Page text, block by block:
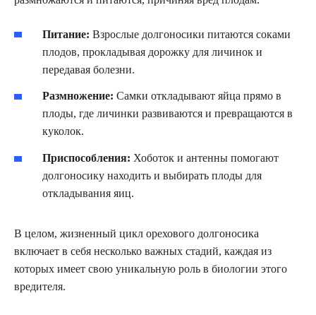
Питание: Взрослые долгоносики питаются соками
плодов, прокладывая дорожку для личинок и
передавая болезни.
Размножение: Самки откладывают яйца прямо в
плоды, где личинки развиваются и превращаются в
куколок.
Приспособления: Хоботок и антенны помогают
долгоносику находить и выбирать плоды для
откладывания яиц.
В целом, жизненный цикл орехового долгоносика
включает в себя несколько важных стадий, каждая из
которых имеет свою уникальную роль в биологии этого
вредителя.